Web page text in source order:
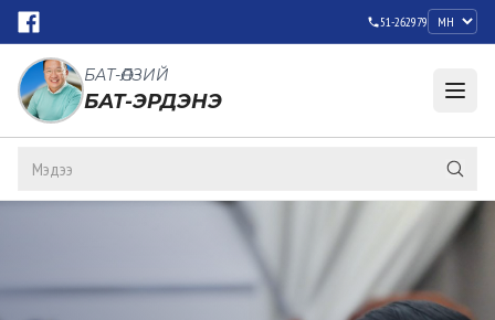
51-262979
БАТ-ӨЛЗИЙ
БАТ-ЭРДЭНЭ